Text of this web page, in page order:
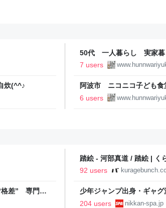
50代 一人暮らし 実家暮
自炊(^^♪
7 users
炊(^^♪
阿波市 ニコニコ子ども
炊(^^♪
6 users
踏絵 - 河部真道 / 踏絵 | く
92 users
格差” 専門家
イン
少年ジャンプ出身・ギャ
る。「ヘルニアで入院し
204 users nikkan-spa.jp